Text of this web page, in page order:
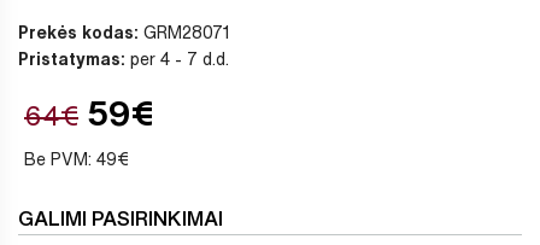
Prekės kodas: GRM28071
Pristatymas: per 4 - 7 d.d.
64€ 59€
Be PVM: 49€
GALIMI PASIRINKIMAI